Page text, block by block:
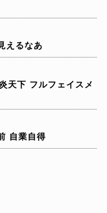
えるなあ
天下 フルフェイスメ
自業自得